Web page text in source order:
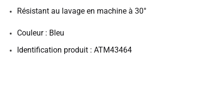
Résistant au lavage en machine à 30°
Couleur : Bleu
Identification produit : ATM43464